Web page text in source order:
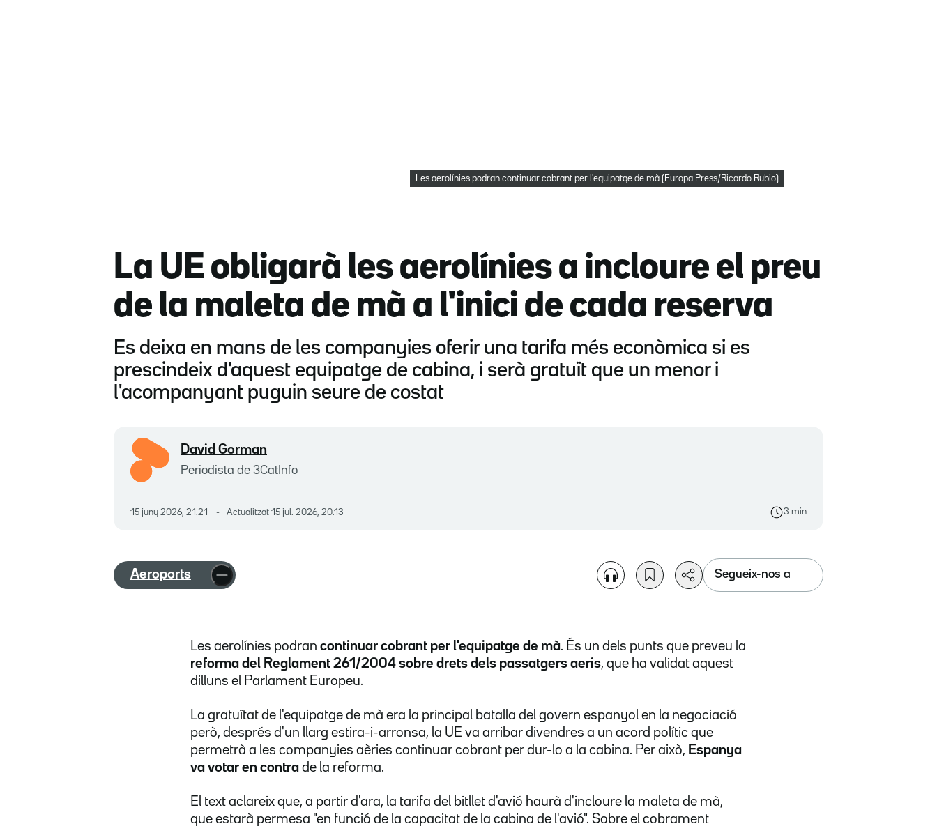
Les aerolínies podran continuar cobrant per l'equipatge de mà (Europa Press/Ricardo Rubio)
La UE obligarà les aerolínies a incloure el preu
de la maleta de mà a l'inici de cada reserva
Es deixa en mans de les companyies oferir una tarifa més econòmica si es
prescindeix d'aquest equipatge de cabina, i serà gratuït que un menor i
l'acompanyant puguin seure de costat
David Gorman
Periodista de 3CatInfo
15 juny 2026, 21.21 Actualitzat 15 jul. 2026, 20.13 3 min
Aeroports Segueix-nos a
Les aerolínies podran continuar cobrant per l'equipatge de mà. És un dels punts que preveu la
reforma del Reglament 261/2004 sobre drets dels passatgers aeris, que ha validat aquest
dilluns el Parlament Europeu.
La gratuïtat de l'equipatge de mà era la principal batalla del govern espanyol en la negociació
però, després d'un llarg estira-i-arronsa, la UE va arribar divendres a un acord polític que
permetrà a les companyies aèries continuar cobrant per dur-lo a la cabina. Per això, Espanya
va votar en contra de la reforma.
El text aclareix que, a partir d'ara, la tarifa del bitllet d'avió haurà d'incloure la maleta de mà,
que estarà permesa "en funció de la capacitat de la cabina de l'avió". Sobre el cobrament